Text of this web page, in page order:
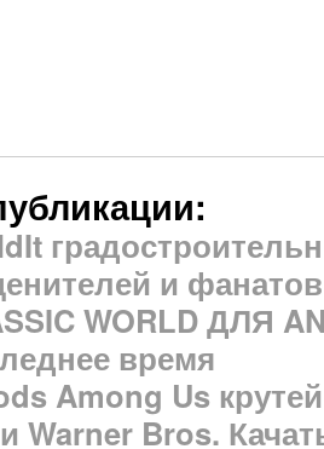
и
WORLD ДЛЯ
время
Among Us
Warner Bros.